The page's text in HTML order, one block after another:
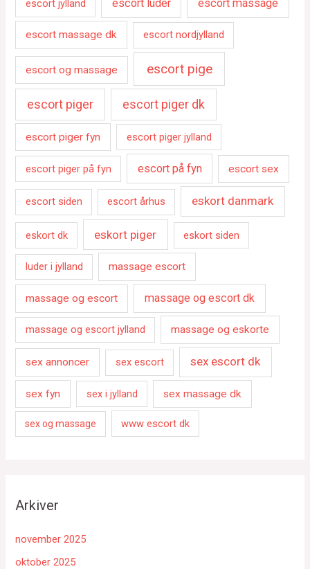
escort jylland escort luder escort massage
escort massage dk escort nordjylland
escort og massage escort pige
escort piger escort piger dk
escort piger fyn escort piger jylland
escort piger på fyn escort på fyn escort sex
escort siden escort århus eskort danmark
eskort dk eskort piger eskort siden
luder i jylland massage escort
massage og escort massage og escort dk
massage og escort jylland massage og eskorte
sex annoncer sex escort sex escort dk
sex fyn sex i jylland sex massage dk
sex og massage www escort dk
Arkiver
november 2025
oktober 2025